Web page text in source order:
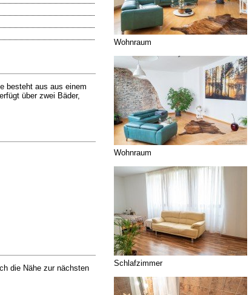
besteht aus aus einem
über zwei Bäder,
die Nähe zur nächsten
Wohnraum
Wohnraum
Schlafzimmer